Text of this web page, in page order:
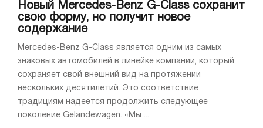
Новый Mercedes-Benz G-Class сохранит
свою форму, но получит новое
содержание
Mercedes-Benz G-Class является одним из самых
знаковых автомобилей в линейке компании, который
сохраняет свой внешний вид на протяжении
нескольких десятилетий. Это соответствие
традициям надеется продолжить следующее
поколение Gelandewagen. «Мы ...